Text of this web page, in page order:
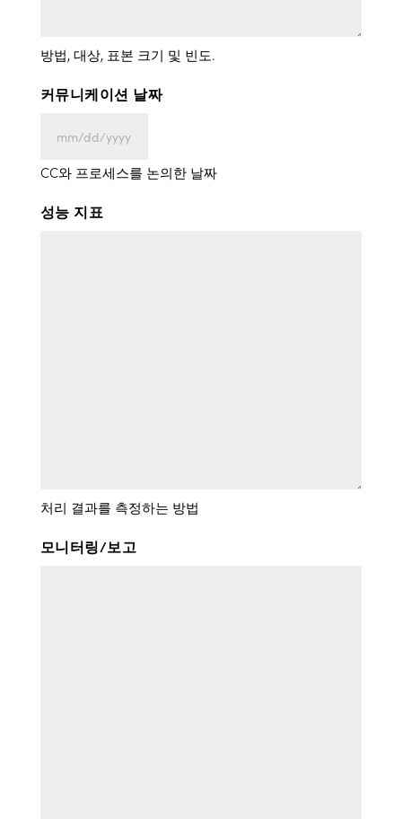
방법, 대상, 표본 크기 및 빈도.
커뮤니케이션 날짜
MM
슬
시
CC와 프로세스를 논의한 날짜
성능 지표
처리 결과를 측정하는 방법
모니터링/보고